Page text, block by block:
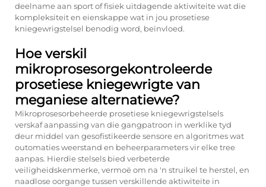
deelname aan sport of fisiek uitdagende aktiwiteite wat die
kompleksiteit en eienskappe wat in jou prosetiese
kniegewrigstelsel benodig word, beïnvloed.
Hoe verskil
mikroprosesorgekontroleerde
prosetiese kniegewrigte van
meganiese alternatiewe?
Mikroprosesorbeheerde prosetiese kniegewrigstelsels
verskaf aanpassing van die gangpatroon in werklike tyd
deur middel van gesofistikeerde sensore en algoritmes wat
outomaties weerstand en beheerparameters vir elke tree
aanpas. Hierdie stelsels bied verbeterde
veiligheidskenmerke, vermoë om na 'n struikel te herstel, en
naadlose oorgange tussen verskillende aktiwiteite in